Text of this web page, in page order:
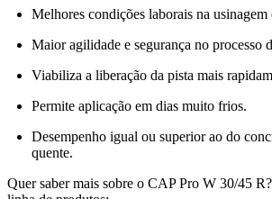
Melhores condições laborais na usinagem
Maior agilidade e segurança no processo
Viabiliza a liberação da pista mais
Permite aplicação em dias muito frios.
Desempenho igual ou superior ao do
quente.
Quer saber mais sobre o CAP Pro W 30/45